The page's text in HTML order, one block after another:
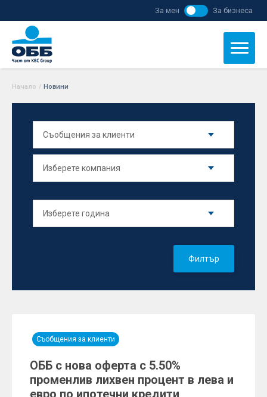
За мен За бизнеса
Начало / Новини
Филтър
Съобщения за клиенти
ОББ с нова оферта с 5.50%
променлив лихвен процент в лева и
евро по ипотечни кредити